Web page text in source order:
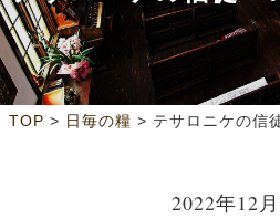
TOP > 日毎の糧 >
2022年12